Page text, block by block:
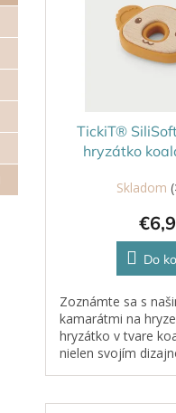
TickiT®
hryzátko
Skladom
Do
Zoznámte sa s
kamarátmi na
hryzátko v tvare
nielen svojím